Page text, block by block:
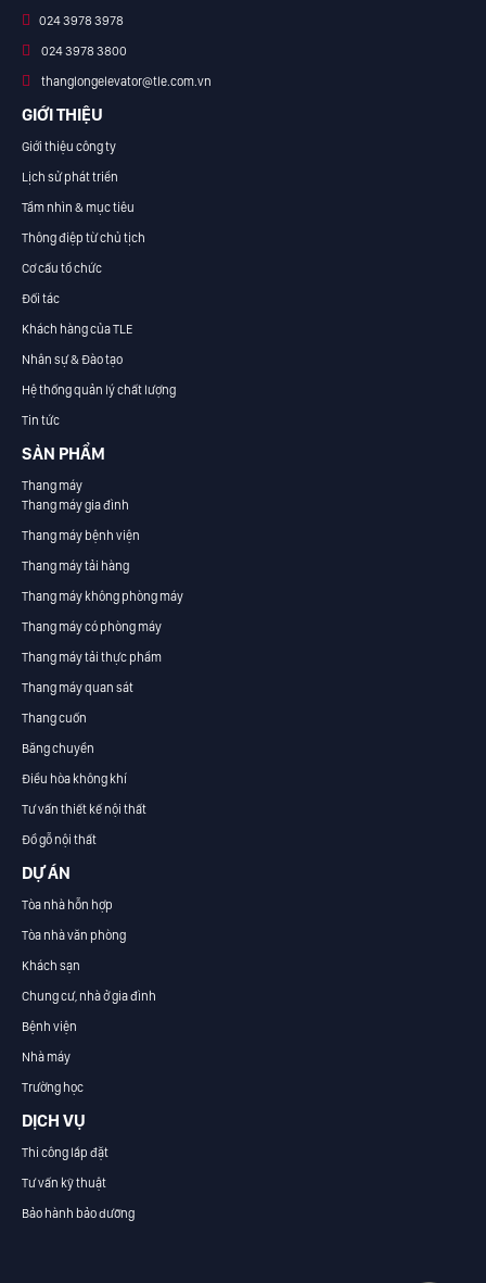
024 3978 3978
024 3978 3800
thanglongelevator@tle.com.vn
GIỚI THIỆU
Giới thiệu công ty
Lịch sử phát triển
Tầm nhìn & mục tiêu
Thông điệp từ chủ tịch
Cơ cấu tổ chức
Đối tác
Khách hàng của TLE
Nhân sự & Đào tạo
Hệ thống quản lý chất lượng
Tin tức
SẢN PHẨM
Thang máy
Thang máy gia đình
Thang máy bệnh viện
Thang máy tải hàng
Thang máy không phòng máy
Thang máy có phòng máy
Thang máy tải thực phẩm
Thang máy quan sát
Thang cuốn
Băng chuyền
Điều hòa không khí
Tư vấn thiết kế nội thất
Đồ gỗ nội thất
DỰ ÁN
Tòa nhà hỗn hợp
Tòa nhà văn phòng
Khách sạn
Chung cư, nhà ở gia đình
Bệnh viện
Nhà máy
Trường học
DỊCH VỤ
Thi công lắp đặt
Tư vấn kỹ thuật
Bảo hành bảo dưỡng